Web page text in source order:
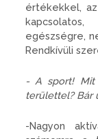
értékekkel,
egészségre,
Rendkívüli
- A sport! Mit
területtel? Bár
-Nagyon